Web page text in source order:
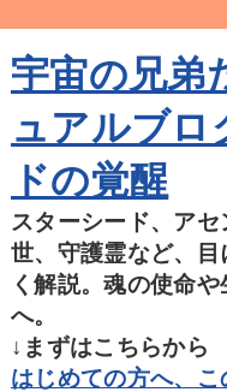
宇宙の兄弟
ュアルブ
ドの覚醒
スターシード、ア
世、守護霊など、
く解説。魂の使命
へ。
↓まずはこちらから
はじめての方へ、